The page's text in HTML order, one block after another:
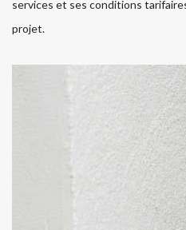
services et ses conditions
projet.